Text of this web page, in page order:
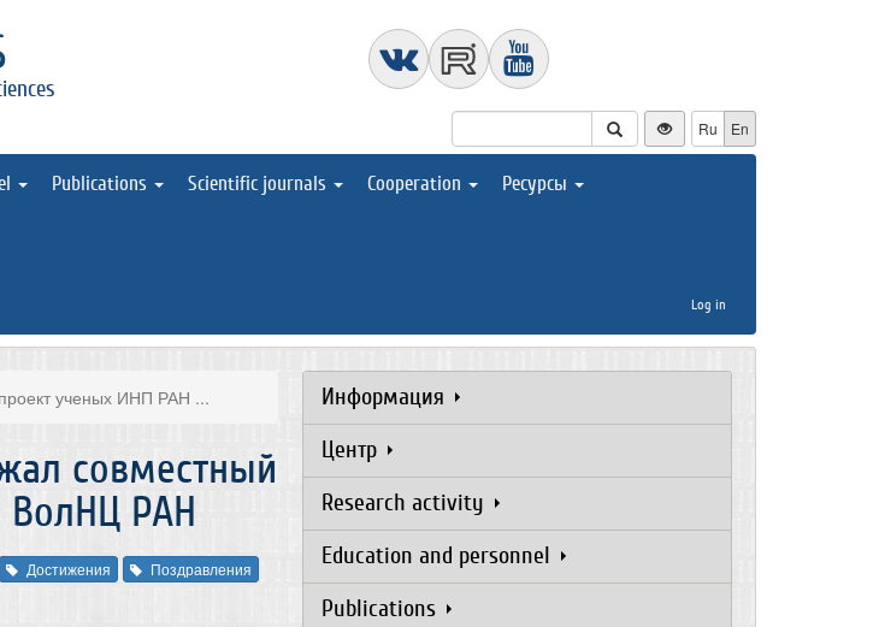
Ru En
Publications Scientific journals Cooperation Ресурсы
Log in
ученых ИНП РАН ...
совместный
ВолНЦ РАН
Достижения
Поздравления
Информация
Центр
Research activity
Education and personnel
Publications